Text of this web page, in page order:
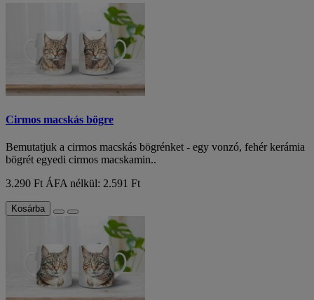
Cirmos macskás bögre
Bemutatjuk a cirmos macskás bögrénket - egy vonzó, fehér kerámia
bögrét egyedi cirmos macskamin..
3.290 Ft ÁFA nélkül: 2.591 Ft
Kosárba